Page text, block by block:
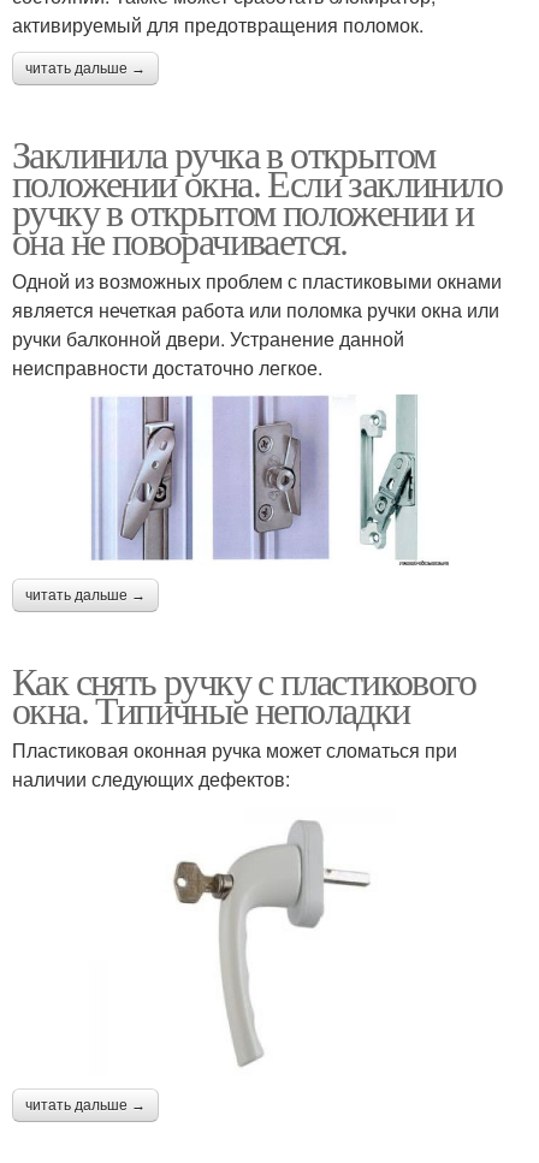
активируемый для предотвращения поломок.
читать дальше →
Заклинила ручка в открытом
положении окна. Если заклинило
ручку в открытом положении и
она не поворачивается.
Одной из возможных проблем с пластиковыми окнами
является нечеткая работа или поломка ручки окна или
ручки балконной двери. Устранение данной
неисправности достаточно легкое.
читать дальше →
Как снять ручку с пластикового
окна. Типичные неполадки
Пластиковая оконная ручка может сломаться при
наличии следующих дефектов:
читать дальше →